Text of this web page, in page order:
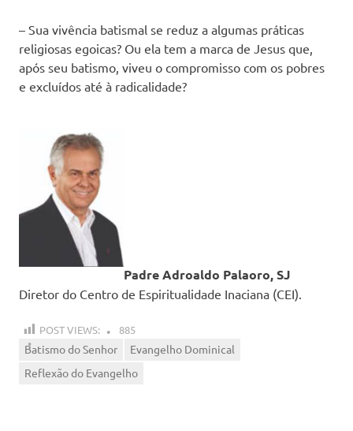
– Sua vivência batismal se reduz a algumas práticas
religiosas egoicas? Ou ela tem a marca de Jesus que,
após seu batismo, viveu o compromisso com os pobres
e excluídos até à radicalidade?
Padre Adroaldo Palaoro, SJ
Diretor do Centro de Espiritualidade Inaciana (CEI).
POST VIEWS: 885
Batismo do Senhor
Evangelho Dominical
Reflexão do Evangelho